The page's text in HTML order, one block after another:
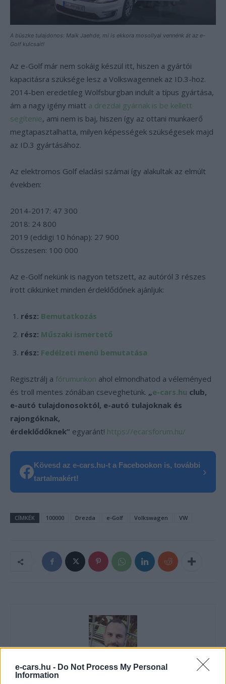
e-cars.hu - Do Not Process My Personal
Information
A büszke tulajdonos: Maik Jaehde, mi is ekkora mosollyal vennénk át az e-
Golf kulcsait!
Az e-Golf már nem sokáig készül itt, hiszen a gyártói
kapacitásra szüksége lesz a Volkswagennek az ID.3-hoz.
2014-ben eredetileg Wolfsburgban indult a típus gyártása,
ám a nagy igény miatt a drezdai gyárnak is be kellett
segítenie, ami nem is baj, hiszen így az ottani munkaerő
megtapasztalhatta, milyen képességek szükségesek majd
az ID.3 gyártásához.
Az elektromos Golf eladási számai így alakultak az elmúlt
években:
2014-2017: 47 300
2018: 24 800
2019 (eddigi 10 hónap): 27 900
Összesen: 100 000
Az e-Golf nekünk is nagyon tetszett, az autóról 3 részes
írott cikkünket minden érdeklődőnek ajánljuk:
rész: Bemutatkozás
rész: Műszaki ismertető
rész: Fedélzeti menü bemutatása
Regisztrálj a fórumunkon ahol elmondhatod a véleményed
és troll mentes zónában cseveghetünk. „e-cars.hu club,
e-autó tulajdonosoktól, e-autó tulajoknak és
rajongóknak,
érdeklődőknek” egyaránt! https://ecarsforum.hu/
Kövesd az e-cars.hu-t a Facebookon is, további
tartalmakért!
›
CÍMKÉK 100000 Drezda e-Golf Volkswagen VW